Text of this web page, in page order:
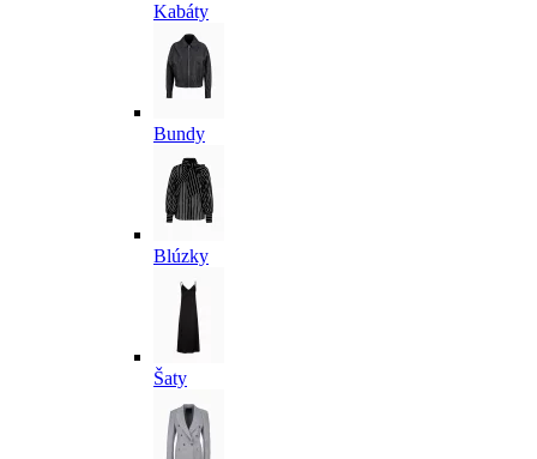
Kabáty
Bundy
Blúzky
Šaty